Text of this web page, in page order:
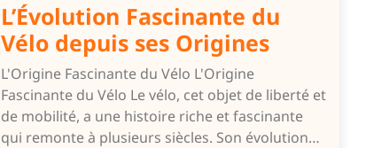
L’Évolution Fascinante du
Vélo depuis ses Origines
L'Origine Fascinante du Vélo L'Origine
Fascinante du Vélo Le vélo, cet objet de liberté et
de mobilité, a une histoire riche et fascinante
qui remonte à plusieurs siècles. Son évolution…